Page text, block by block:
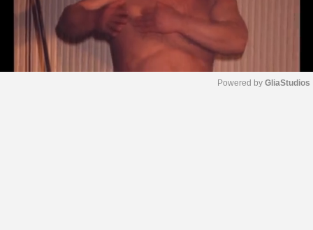
Powered by GliaStudios